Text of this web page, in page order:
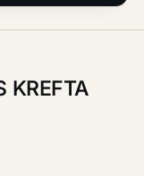
KREFTA